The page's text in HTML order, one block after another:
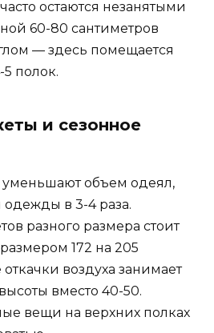
остаются незанятыми
60-80 сантиметров
— здесь помещается
полок.
и сезонное
объем одеял,
в 3-4 раза.
разного размера стоит
172 на 205
воздуха занимает
вместо 40-50.
вещи на верхних полках